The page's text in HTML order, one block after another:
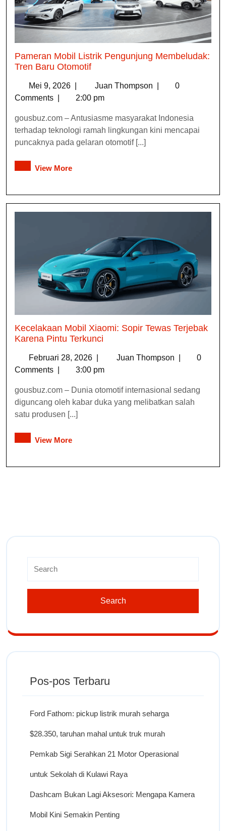
Pameran Mobil Listrik Pengunjung Membeludak:
Tren Baru Otomotif
Mei 9, 2026 Juan Thompson
0
Comments
2:00 pm
gousbuz.com – Antusiasme masyarakat Indonesia
terhadap teknologi ramah lingkungan kini mencapai
puncaknya pada gelaran otomotif [...]
View More
Kecelakaan Mobil Xiaomi: Sopir Tewas Terjebak
Karena Pintu Terkunci
Februari 28, 2026 Juan Thompson
0
Comments
3:00 pm
gousbuz.com – Dunia otomotif internasional sedang
diguncang oleh kabar duka yang melibatkan salah
satu produsen [...]
View More
Pos-pos Terbaru
Ford Fathom: pickup listrik murah seharga
$28.350, taruhan mahal untuk truk murah
Pemkab Sigi Serahkan 21 Motor Operasional
untuk Sekolah di Kulawi Raya
Dashcam Bukan Lagi Aksesori: Mengapa Kamera
Mobil Kini Semakin Penting